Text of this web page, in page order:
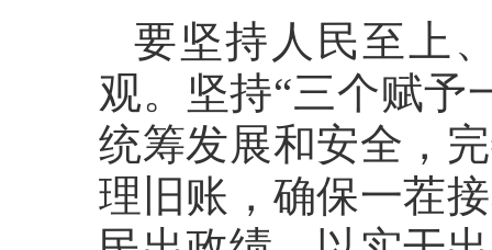
要坚持人民至上
观。坚持“三个赋予
统筹发展和安全，
理旧账，确保一茬